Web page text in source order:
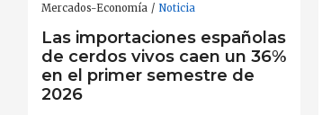
Mercados-Economía Noticia
Las importaciones españolas
de cerdos vivos caen un 36%
en el primer semestre de
2026